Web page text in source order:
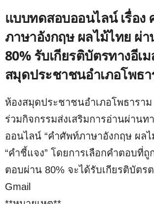
แบบทดสอบออนไลน์ เรื่อง
ภาษาอังกฤษ ผลไม้ไทย ผ่
80% รับเกียรติบัตรทางอีเ
สมุดประชาชนอำเภอโพธ
ห้องสมุดประชาชนอำเภอโพธารา
ร่วมกิจกรรมส่งเสริมการอ่านผ่านท
ออนไลน์ “คำศัพท์ภาษาอังกฤษ ผลไ
“คำชี้แจง” โดยการเลือกคำตอบที่ถู
ตอบผ่าน 80% จะได้รับเกียรติบัตร
Gmail